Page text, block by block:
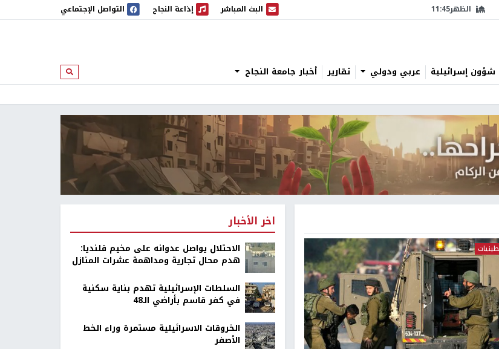
الظهر11:45 البث المباشر
البث المباشر إذاعة النجاح
إذاعة النجاح التواصل الإجتماعي
شؤون إسرائيلية عربي ودولي تقارير أخبار جامعة النجاح ابحث
اخر الأخبار
الاحتلال يواصل عدوانه على مخيم قلنديا:
هدم محال تجارية ومداهمة عشرات المنازل
السلطات الإسرائيلية تهدم بناية سكنية
في كفر قاسم بأراضي الـ48
الخروقات الاسرائيلية مستمرة وراء الخط
الأصفر